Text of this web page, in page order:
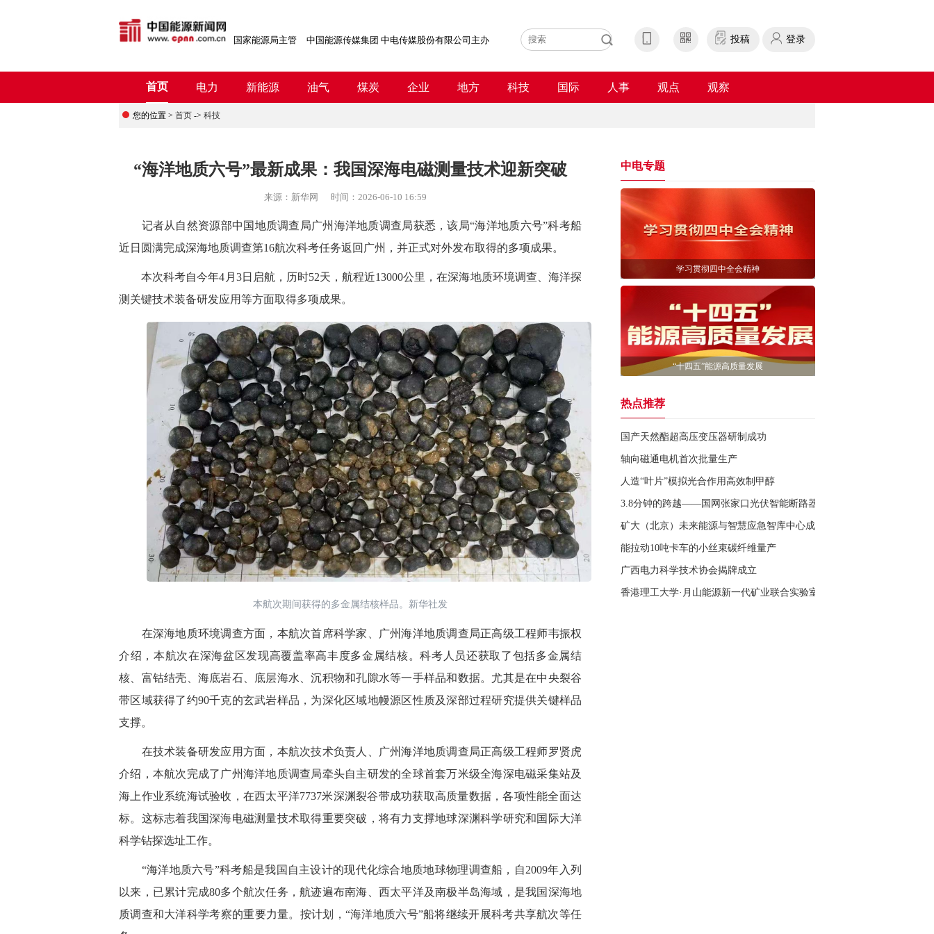
国家能源局主管 中国能源传媒集团 中电传媒股份有限公司主办 投稿 登录
首页 电力 新能源 油气 煤炭 企业 地方 科技 国际 人事 观点 观察
您的位置 > 首页 -> 科技
“海洋地质六号”最新成果：我国深海电磁测量技术迎新突破
来源： 新华网 时间： 2026-06-10 16:59
记者从自然资源部中国地质调查局广州海洋地质调查局获悉，该局“海洋地质六号”科考船
近日圆满完成深海地质调查第16航次科考任务返回广州，并正式对外发布取得的多项成果。
本次科考自今年4月3日启航，历时52天，航程近13000公里，在深海地质环境调查、海洋探
测关键技术装备研发应用等方面取得多项成果。
本航次期间获得的多金属结核样品。新华社发
在深海地质环境调查方面，本航次首席科学家、广州海洋地质调查局正高级工程师韦振权
介绍，本航次在深海盆区发现高覆盖率高丰度多金属结核。科考人员还获取了包括多金属结
核、富钴结壳、海底岩石、底层海水、沉积物和孔隙水等一手样品和数据。尤其是在中央裂谷
带区域获得了约90千克的玄武岩样品，为深化区域地幔源区性质及深部过程研究提供关键样品
支撑。
在技术装备研发应用方面，本航次技术负责人、广州海洋地质调查局正高级工程师罗贤虎
介绍，本航次完成了广州海洋地质调查局牵头自主研发的全球首套万米级全海深电磁采集站及
海上作业系统海试验收，在西太平洋7737米深渊裂谷带成功获取高质量数据，各项性能全面达
标。这标志着我国深海电磁测量技术取得重要突破，将有力支撑地球深渊科学研究和国际大洋
科学钻探选址工作。
“海洋地质六号”科考船是我国自主设计的现代化综合地质地球物理调查船，自2009年入列
以来，已累计完成80多个航次任务，航迹遍布南海、西太平洋及南极半岛海域，是我国深海地
质调查和大洋科学考察的重要力量。按计划，“海洋地质六号”船将继续开展科考共享航次等任
中电专题
学习贯彻四中全会精神
“十四五”能源高质量发展
热点推荐
国产天然酯超高压变压器研制成功
轴向磁通电机首次批量生产
人造“叶片”模拟光合作用高效制甲醇
3.8分钟的跨越——国网张家口光伏智能断路器斩获日内瓦国际发明展金奖
矿大（北京）未来能源与智慧应急智库中心成立
能拉动10吨卡车的小丝束碳纤维量产
广西电力科学技术协会揭牌成立
香港理工大学·月山能源新一代矿业联合实验室揭牌